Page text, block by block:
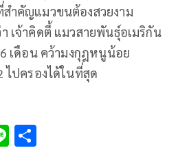
สำคัญแมวขนต้องสวยงาม
เจ้าคิดตี้ แมวสายพันธุ์อเมริกัน
เดือน คว้ามงกุฎหนูน้อย
ไปครองได้ในที่สุด
Li